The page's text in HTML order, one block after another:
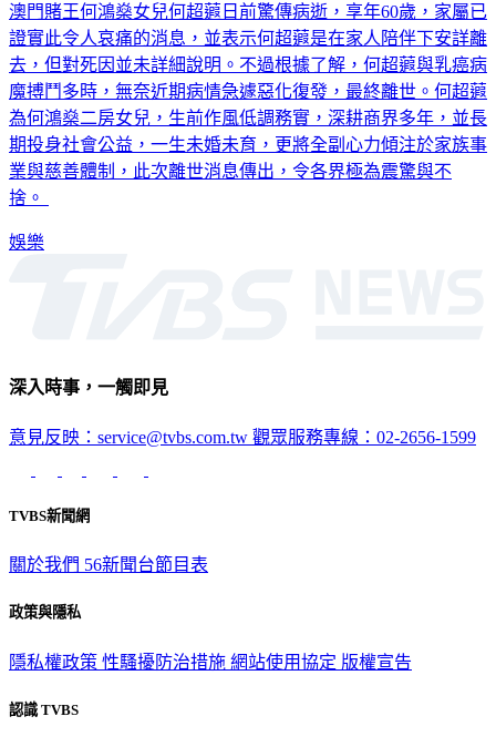
澳門賭王何鴻燊女兒何超蕸日前驚傳病逝，享年60歲，家屬已
證實此令人哀痛的消息，並表示何超蕸是在家人陪伴下安詳離
去，但對死因並未詳細說明。不過根據了解，何超蕸與乳癌病
魔搏鬥多時，無奈近期病情急遽惡化復發，最終離世。何超蕸
為何鴻燊二房女兒，生前作風低調務實，深耕商界多年，並長
期投身社會公益，一生未婚未育，更將全副心力傾注於家族事
業與慈善體制，此次離世消息傳出，令各界極為震驚與不
捨。
娛樂
深入時事，一觸即見
意見反映：service@tvbs.com.tw 觀眾服務專線：02-2656-1599
TVBS新聞網
關於我們 56新聞台節目表
政策與隱私
隱私權政策 性騷擾防治措施 網站使用協定 版權宣告
認識 TVBS